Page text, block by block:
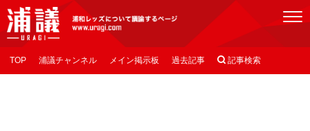
[浦議]浦和レッズについて議論するページ
TOP 浦議チャンネル メイン掲示板 過去記事  記事検索